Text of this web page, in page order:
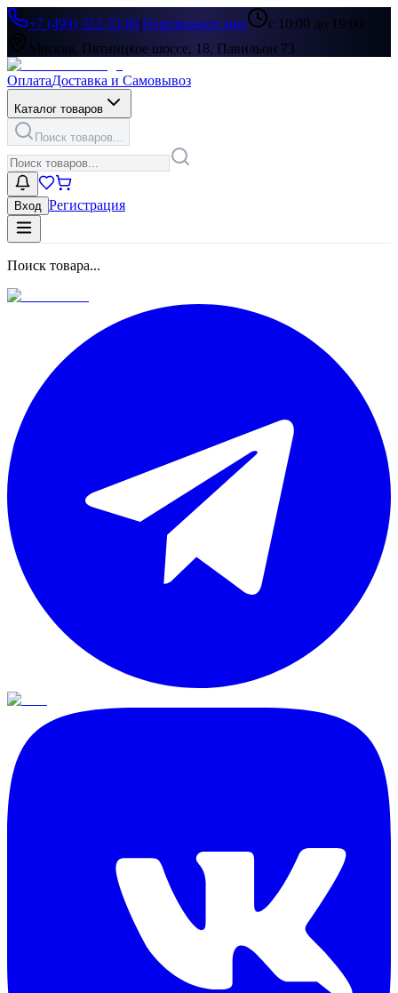
+7 (499) 322-33-86|Перезвоните мне
с 10:00 до 19:00
Москва, Пятницкое шоссе, 18, Павильон 73
ОплатаДоставка и Самовывоз
Каталог товаров
Поиск товаров...
Вход Регистрация
Поиск товара...